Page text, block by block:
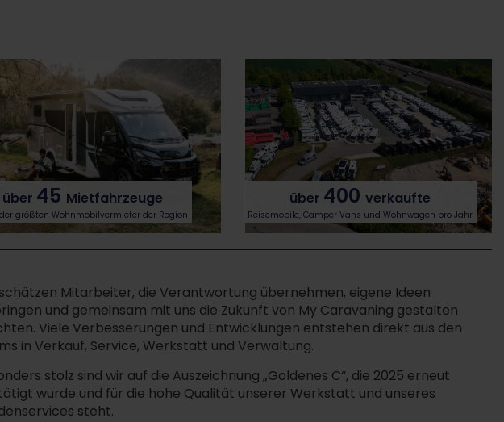
über 45 Mietfahrzeuge
größten Wohnmobilvermieter der Region
über 400verkaufte
Reisemobile, Camper Vans und Wohnwagen pro Jahr
Mitarbeiter, die Verantwortung übernehmen, eigene Ideen
und gemeinsam mit uns die Zukunft von My Caravaning gestalten
Viele Verbesserungen und Entwicklungen entstehen direkt aus den
in Verkauf, Service, Werkstatt und Verwaltung.
stolz sind wir auf die Auszeichnung „Goldenes C“, die 2025 erneut
wurde und für die hohe Qualität unserer Werkstatt und unseres
steht.